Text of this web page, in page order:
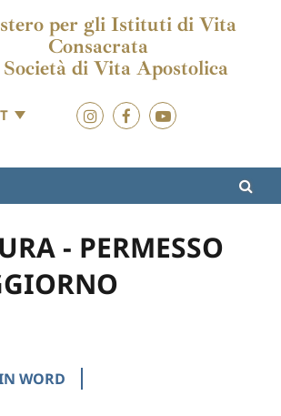
per gli Istituti di Vita
Consacrata
Società di Vita Apostolica
- PERMESSO
WORD